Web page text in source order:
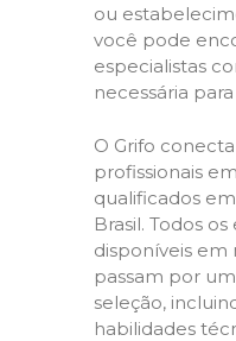
ou
você pode
especialistas
necessária
O Grifo
profissionais
qualificados
Brasil. Todos
disponíveis em
passam por
seleção,
habilidades